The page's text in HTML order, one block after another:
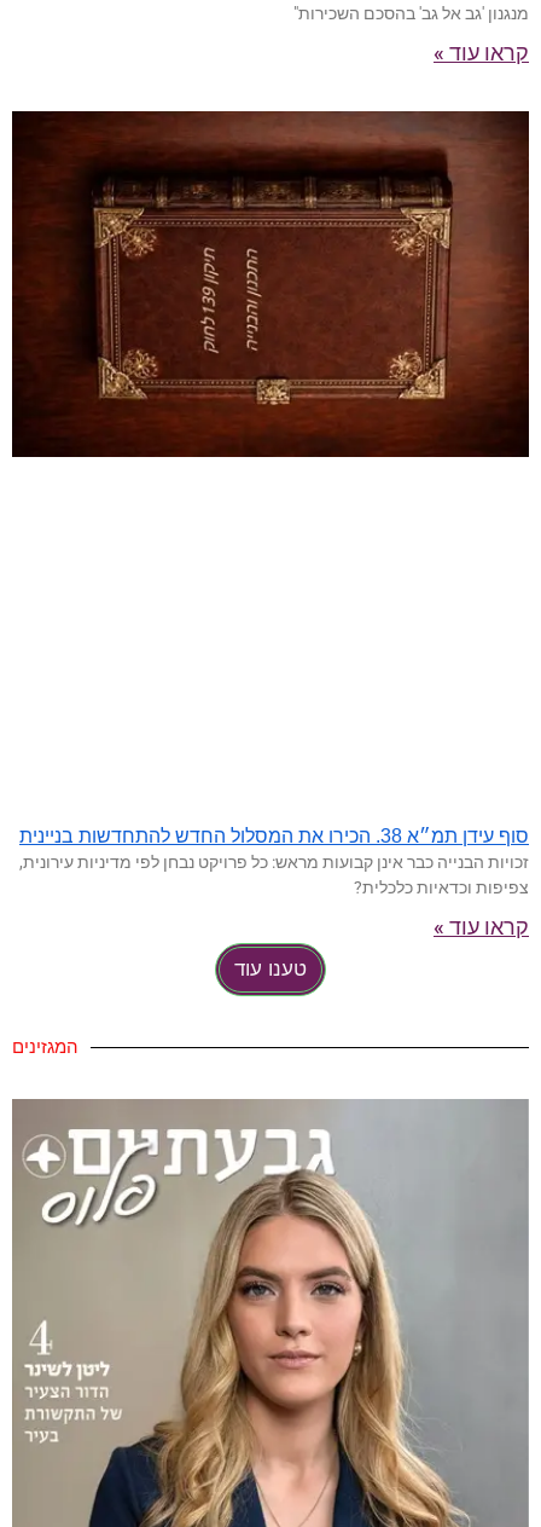
מנגנון 'גב אל גב' בהסכם השכירות"
קראו עוד »
סוף עידן תמ״א 38. הכירו את המסלול החדש להתחדשות בניינית
זכויות הבנייה כבר אינן קבועות מראש: כל פרויקט נבחן לפי מדיניות עירונית,
צפיפות וכדאיות כלכלית?
קראו עוד »
טענו עוד
המגזינים